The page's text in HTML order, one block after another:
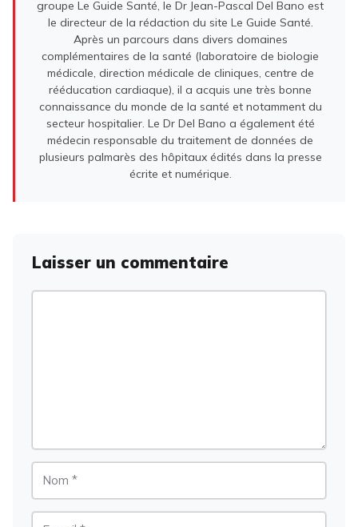
groupe Le Guide Santé, le Dr Jean-Pascal Del Bano est
le directeur de la rédaction du site Le Guide Santé.
Après un parcours dans divers domaines
complémentaires de la santé (laboratoire de biologie
médicale, direction médicale de cliniques, centre de
rééducation cardiaque), il a acquis une très bonne
connaissance du monde de la santé et notamment du
secteur hospitalier. Le Dr Del Bano a également été
médecin responsable du traitement de données de
plusieurs palmarès des hôpitaux édités dans la presse
écrite et numérique.
Laisser un commentaire